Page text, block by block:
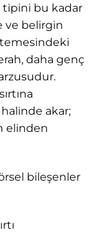
tipini bu kadar
ve belirgin
daha genç
akar;
elinden
bileşenler